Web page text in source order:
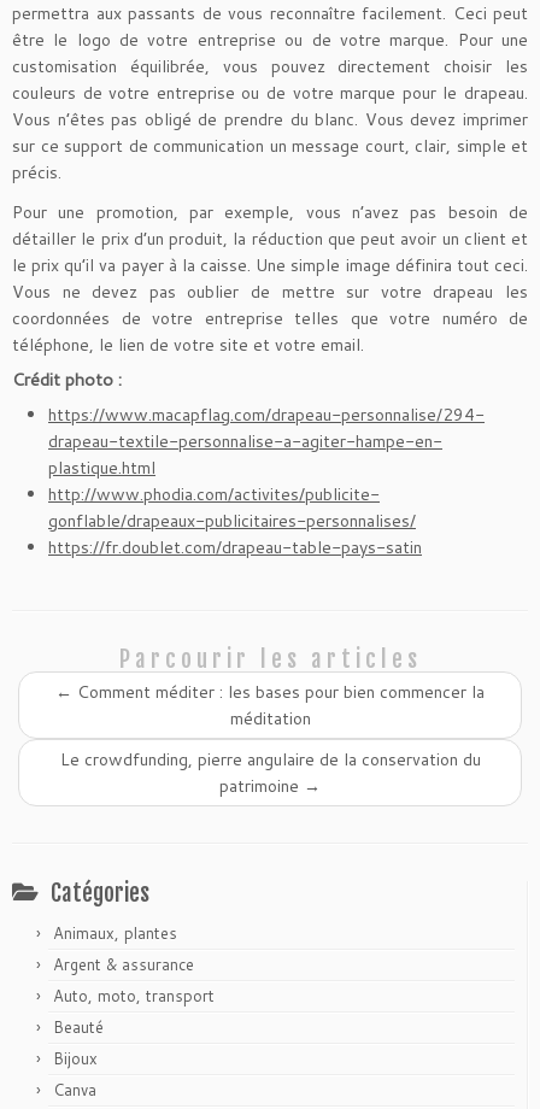
permettra aux passants de vous reconnaître facilement. Ceci peut
être le logo de votre entreprise ou de votre marque. Pour une
customisation équilibrée, vous pouvez directement choisir les
couleurs de votre entreprise ou de votre marque pour le drapeau.
Vous n’êtes pas obligé de prendre du blanc. Vous devez imprimer
sur ce support de communication un message court, clair, simple et
précis.
Pour une promotion, par exemple, vous n’avez pas besoin de
détailler le prix d’un produit, la réduction que peut avoir un client et
le prix qu’il va payer à la caisse. Une simple image définira tout ceci.
Vous ne devez pas oublier de mettre sur votre drapeau les
coordonnées de votre entreprise telles que votre numéro de
téléphone, le lien de votre site et votre email.
Crédit photo :
https://www.macapflag.com/drapeau-personnalise/294-
drapeau-textile-personnalise-a-agiter-hampe-en-
plastique.html
http://www.phodia.com/activites/publicite-
gonflable/drapeaux-publicitaires-personnalises/
https://fr.doublet.com/drapeau-table-pays-satin
Parcourir les articles
← Comment méditer : les bases pour bien commencer la
méditation
Le crowdfunding, pierre angulaire de la conservation du
patrimoine →
Catégories
Animaux, plantes
Argent & assurance
Auto, moto, transport
Beauté
Bijoux
Canva